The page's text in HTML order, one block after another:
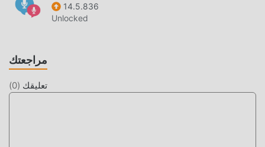
14.5.836
Unlocked
مراجعتك
تعليقك (
0
)